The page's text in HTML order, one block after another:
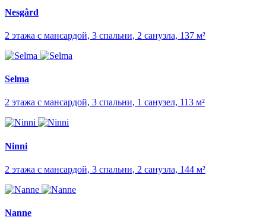
Nesgård
2 этажа с мансардой, 3 спальни, 2 санузла, 137 м²
Selma
2 этажа с мансардой, 3 спальни, 1 санузел, 113 м²
Ninni
2 этажа с мансардой, 3 спальни, 2 санузла, 144 м²
Nanne